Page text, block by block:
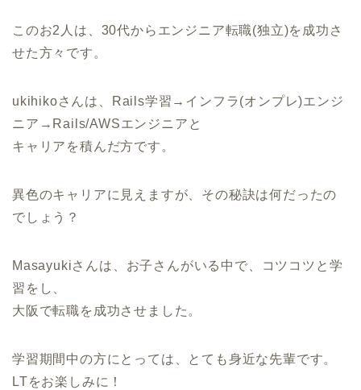
このお2人は、30代からエンジニア転職(独立)を成功さ
せた方々です。
ukihikoさんは、Rails学習→インフラ(オンプレ)エンジ
ニア→Rails/AWSエンジニアと
キャリアを積んだ方です。
異色のキャリアに見えますが、その秘訣は何だったの
でしょう？
Masayukiさんは、お子さんがいる中で、コツコツと学
習をし、
大阪で転職を成功させました。
学習期間中の方にとっては、とても身近な先輩です。
LTをお楽しみに！